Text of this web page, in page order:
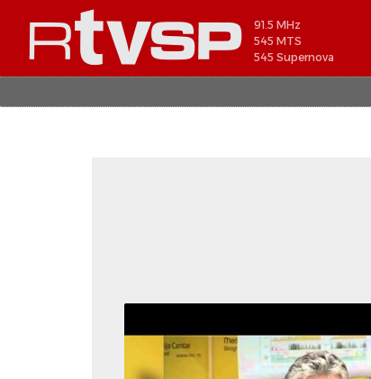
91.5 MHz
545 MTS
545 Supernova